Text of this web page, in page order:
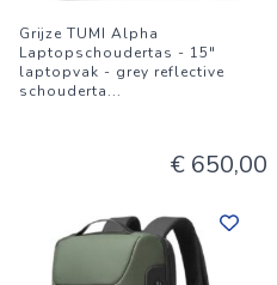
Grijze TUMI Alpha
Laptopschoudertas - 15"
laptopvak - grey reflective
schouderta...
€ 650,00